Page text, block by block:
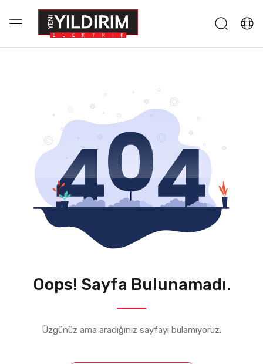
Oops! Sayfa Bulunamadı.
Üzgünüz ama aradığınız sayfayı bulamıyoruz.